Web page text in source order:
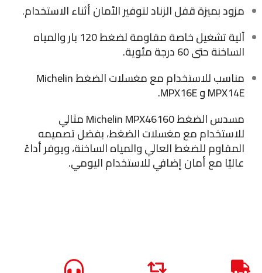
مزود بميزة قفل الزناد لتوفير الأمان أثناء الاستخدام.
آلية تشغيل خاصة مقاومة لضغط 120 بار والمياه
الساخنة حتى 60 درجة مئوية.
مناسب للاستخدام مع مغسلات الضغط Michelin
MPX14E و MPX16E.
مسدس الضغط Michelin MPX46160 مثالي
للاستخدام مع مغسلات الضغط، بفضل تصميمه
المقاوم للضغط العالي والمياه الساخنة، ويوفر أداءً
عاليًا مع أمان إضافي للاستخدام اليومي.